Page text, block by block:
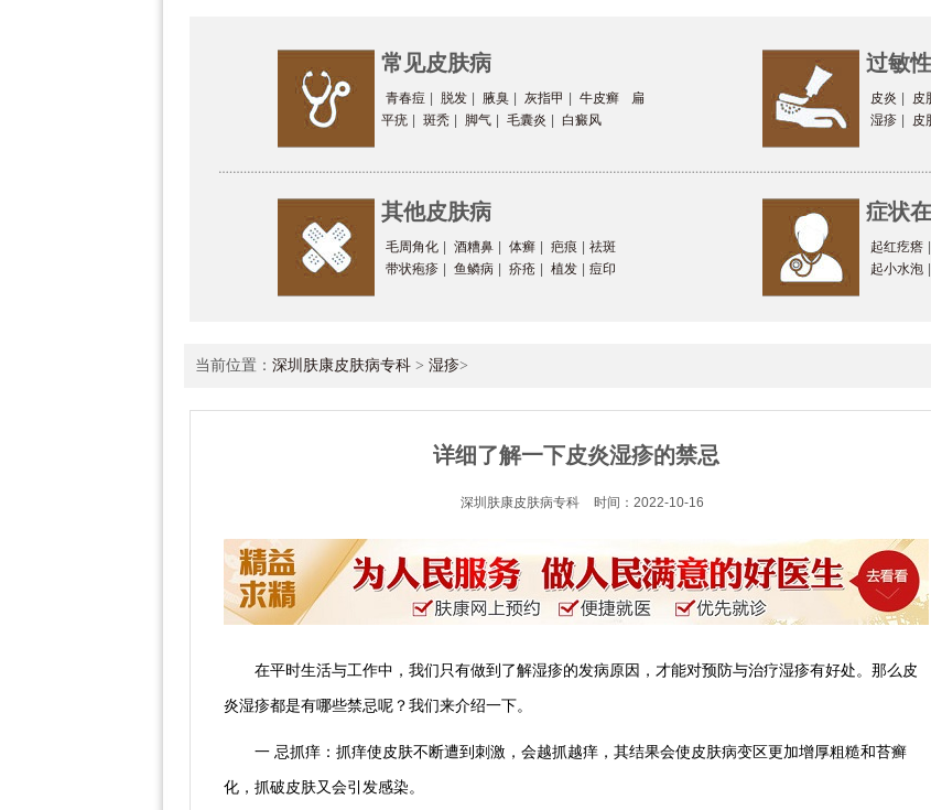
常见皮肤病
青春痘 脱发 腋臭 灰指甲 牛皮癣
扁
平疣
斑秃 脚气 毛囊炎 白癜风
过敏
皮炎 皮
湿疹
皮
其他皮肤病
毛周角化 酒糟鼻 体癣 疤痕
祛斑
带状疱疹
鱼鳞病 疥疮 植发 痘印
症状
起红疙瘩
起小水泡
当前位置： 深圳肤康皮肤病专科 > 湿疹>
详细了解一下皮炎湿疹的禁忌
深圳肤康皮肤病专科 时间：2022-10-16
在平时生活与工作中，我们只有做到了解湿疹的发病原因，才能对预防与治疗湿疹有好处。那么皮
炎湿疹都是有哪些禁忌呢？我们来介绍一下。
一 忌抓痒：抓痒使皮肤不断遭到刺激，会越抓越痒，其结果会使皮肤病变区更加增厚粗糙和苔癣
化，抓破皮肤又会引发感染。